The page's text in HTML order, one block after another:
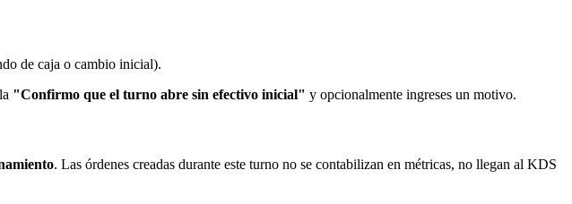
de caja o cambio inicial).
"Confirmo que el turno abre sin efectivo inicial" y opcionalmente ingreses un motivo.
. Las órdenes creadas durante este turno no se contabilizan en métricas, no llegan al KDS